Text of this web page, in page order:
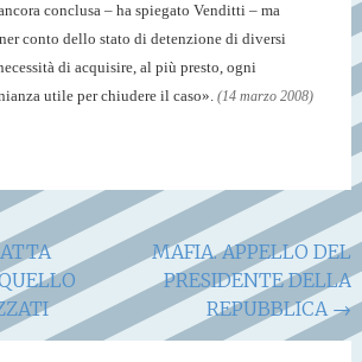
conclusa – ha spiegato Venditti – ma
conto dello stato di detenzione di diversi
di acquisire, al più presto, ogni
utile per chiudere il caso». (14 marzo 2008)
MAFIA. APPELLO DEL
PRESIDENTE DELLA
REPUBBLICA →